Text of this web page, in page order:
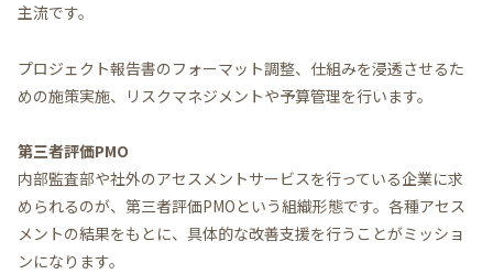
主流です。
プロジェクト報告書のフォーマット調整、仕組みを浸透させるた
めの施策実施、リスクマネジメントや予算管理を行います。
第三者評価PMO
内部監査部や社外のアセスメントサービスを行っている企業に求
められるのが、第三者評価PMOという組織形態です。各種アセス
メントの結果をもとに、具体的な改善支援を行うことがミッショ
ンになります。